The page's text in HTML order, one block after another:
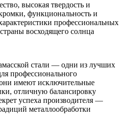
высокая твердость и
функциональность и
профессиональных
восходящего солнца
стали — одни из лучших
профессионального
имеют исключительные
отличную балансировку
успеха производителя —
металлообработки